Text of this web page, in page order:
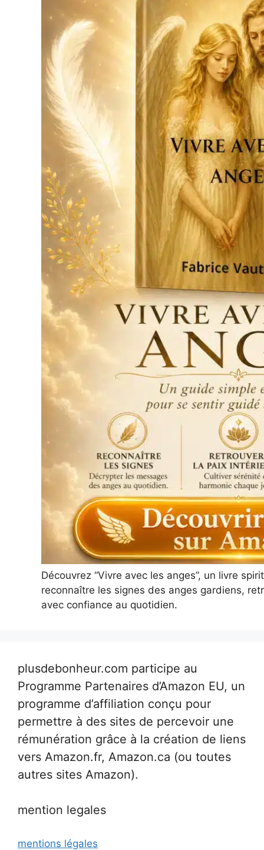
Découvrez “Vivre avec les anges”, un livre
reconnaître les signes des anges gardiens,
avec confiance au quotidien.
plusdebonheur.com participe au
Programme Partenaires d’Amazon EU, un
programme d’affiliation conçu pour
permettre à des sites de percevoir une
rémunération grâce à la création de liens
vers Amazon.fr, Amazon.ca (ou toutes
autres sites Amazon).
mention legales
mentions légales